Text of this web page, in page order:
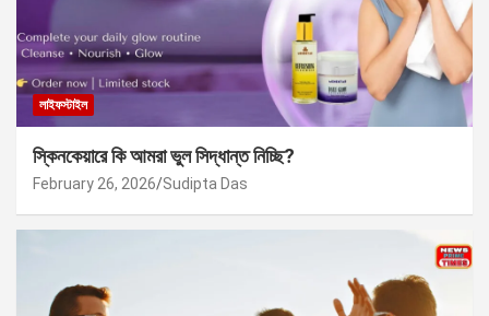
লাইফস্টাইল
স্কিনকেয়ারে কি আমরা ভুল সিদ্ধান্ত নিচ্ছি?
February 26, 2026 Sudipta Das